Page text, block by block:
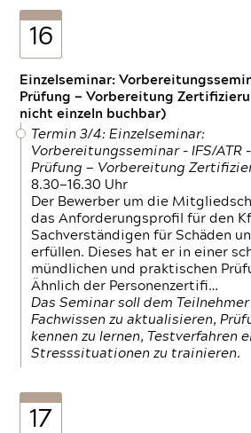
16
Einzelseminar:
Prüfung — Vorbereitung
nicht einzeln buchbar)
Termin 3/4: Einzelseminar:
Vorbereitungsseminar - IFS/ATR -
Prüfung — Vorbereitung
8.30—16.30 Uhr
Der Bewerber um die
das Anforderungsprofil für den
Sachverständigen für Schäden
erfüllen. Dieses hat er in einer
mündlichen und praktischen
Ähnlich der Personenzertifi…
Das Seminar soll dem
Fachwissen zu aktualisieren,
kennen zu lernen, Testverfahren
Stresssituationen zu trainieren.
17